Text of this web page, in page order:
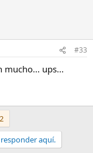
#33
mucho... ups...
aquí.